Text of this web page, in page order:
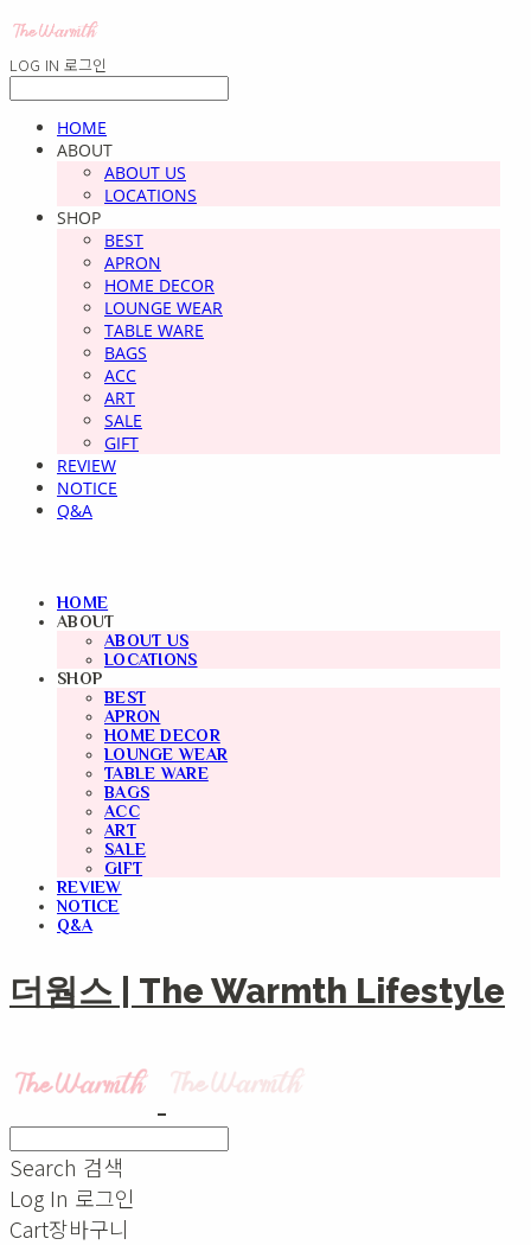
LOG IN 로그인
HOME
ABOUT
ABOUT US
LOCATIONS
SHOP
BEST
APRON
HOME DECOR
LOUNGE WEAR
TABLE WARE
BAGS
ACC
ART
SALE
GIFT
REVIEW
NOTICE
Q&A
HOME
ABOUT
ABOUT US
LOCATIONS
SHOP
BEST
APRON
HOME DECOR
LOUNGE WEAR
TABLE WARE
BAGS
ACC
ART
SALE
GIFT
REVIEW
NOTICE
Q&A
더웜스 | The Warmth Lifestyle
Search 검색
Log In 로그인
Cart장바구니